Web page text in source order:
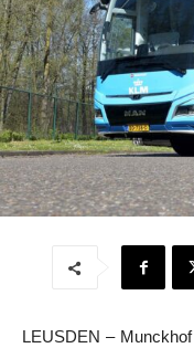
LEUSDEN –